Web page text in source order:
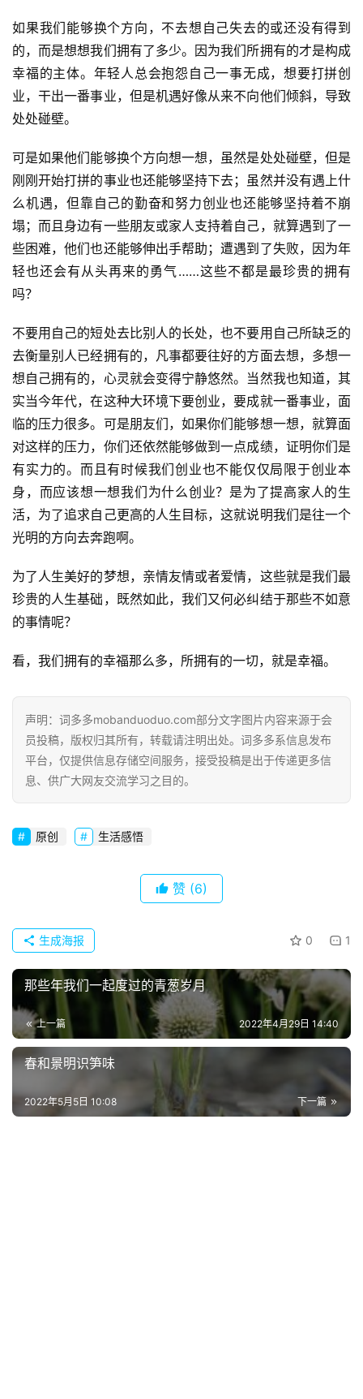
如果我们能够换个方向，不去想自己失去的或还没有得到
的，而是想想我们拥有了多少。因为我们所拥有的才是构成
幸福的主体。年轻人总会抱怨自己一事无成，想要打拼创
业，干出一番事业，但是机遇好像从来不向他们倾斜，导致
处处碰壁。
可是如果他们能够换个方向想一想，虽然是处处碰壁，但是
刚刚开始打拼的事业也还能够坚持下去；虽然并没有遇上什
么机遇，但靠自己的勤奋和努力创业也还能够坚持着不崩
塌；而且身边有一些朋友或家人支持着自己，就算遇到了一
些困难，他们也还能够伸出手帮助；遭遇到了失败，因为年
轻也还会有从头再来的勇气……这些不都是最珍贵的拥有
吗？
不要用自己的短处去比别人的长处，也不要用自己所缺乏的
去衡量别人已经拥有的，凡事都要往好的方面去想，多想一
想自己拥有的，心灵就会变得宁静悠然。当然我也知道，其
实当今年代，在这种大环境下要创业，要成就一番事业，面
临的压力很多。可是朋友们，如果你们能够想一想，就算面
对这样的压力，你们还依然能够做到一点成绩，证明你们是
有实力的。而且有时候我们创业也不能仅仅局限于创业本
身，而应该想一想我们为什么创业？是为了提高家人的生
活，为了追求自己更高的人生目标，这就说明我们是往一个
光明的方向去奔跑啊。
为了人生美好的梦想，亲情友情或者爱情，这些就是我们最
珍贵的人生基础，既然如此，我们又何必纠结于那些不如意
的事情呢？
看，我们拥有的幸福那么多，所拥有的一切，就是幸福。
声明：词多多mobanduoduo.com部分文字图片内容来源于会
员投稿，版权归其所有，转载请注明出处。词多多系信息发布
平台，仅提供信息存储空间服务，接受投稿是出于传递更多信
息、供广大网友交流学习之目的。
原创 生活感悟
赞 (6)
0 1
生成海报
那些年我们一起度过的青葱岁月
上一篇 2022年4月29日 14:40
春和景明识笋味
下一篇
2022年5月5日 10:08